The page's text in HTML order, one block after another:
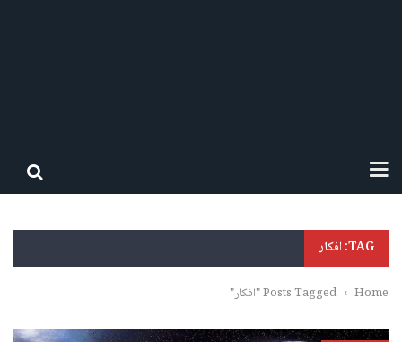
TAG: افكار
Home
› Posts Tagged "افكار"